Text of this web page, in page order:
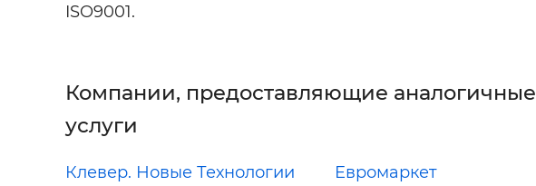
ISO9001.
Компании, предоставляющие аналогичные
услуги
Клевер. Новые Технологии
Евромаркет